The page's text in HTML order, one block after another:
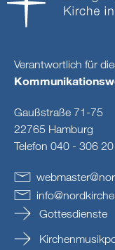
Verantwortlich für
Gaußstraße 71-75
22765 Hamburg
Telefon 040 - 306
webmaster@
info@nordkirche
Gottesdienste